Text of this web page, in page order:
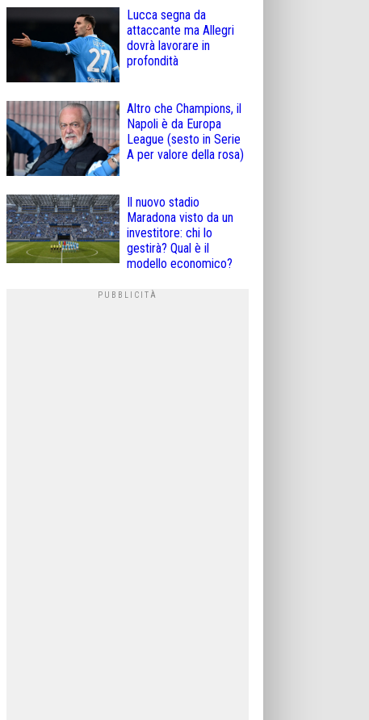
Lucca segna da
attaccante ma Allegri
dovrà lavorare in
profondità
Altro che Champions, il
Napoli è da Europa
League (sesto in Serie
A per valore della rosa)
Il nuovo stadio
Maradona visto da un
investitore: chi lo
gestirà? Qual è il
modello economico?